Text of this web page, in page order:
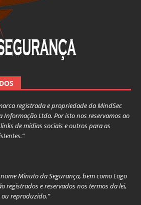
registrada e propriedade da MindSec
Informação Ltda. Por isto nos reservamos ao
de mídias sociais e outros para as
Minuto da Segurança, bem como Logo
registrados e reservados nos termos da lei,
reproduzido.”